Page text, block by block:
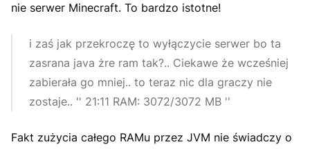
nie serwer Minecraft. To bardzo istotne!
i zaś jak przekroczę to wyłączycie serwer bo ta
zasrana java żre ram tak?.. Ciekawe że wcześniej
zabierała go mniej.. to teraz nic dla graczy nie
zostaje.. '' 21:11 RAM: 3072/3072 MB ''
Fakt zużycia całego RAMu przez JVM nie świadczy o